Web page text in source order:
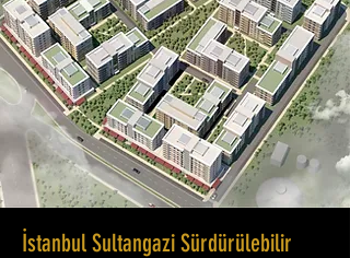
İstanbul Sultangazi Sürdürülebilir